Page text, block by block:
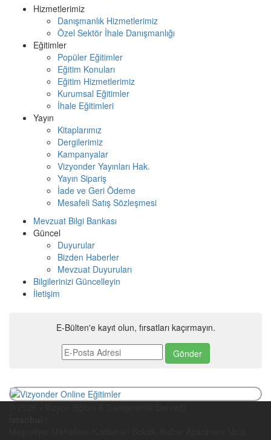
Hizmetlerimiz
Danışmanlık Hizmetlerimiz
Özel Sektör İhale Danışmanlığı
Eğitimler
Popüler Eğitimler
Eğitim Konuları
Eğitim Hizmetlerimiz
Kurumsal Eğitimler
İhale Eğitimleri
Yayın
Kitaplarımız
Dergilerimiz
Kampanyalar
Vizyonder Yayınları Hak.
Yayın Sipariş
İade ve Geri Ödeme
Mesafeli Satış Sözleşmesi
Mevzuat Bilgi Bankası
Güncel
Duyurular
Bizden Haberler
Mevzuat Duyuruları
Bilgilerinizi Güncelleyin
İletişim
E-Bülten'e kayıt olun, fırsatları kaçırmayın.